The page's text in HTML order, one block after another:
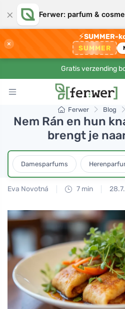
× Ferwer: parfum &
×
⚡SUMMER-
SUMMER
Gratis verzending
Ferwer Blog
Nem Rán en hun
brengt je
Damesparfums
Eva Novotná 7 min